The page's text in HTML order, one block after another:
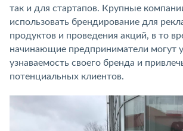
так и для стартапов. Крупные
использовать брендирование для
продуктов и проведения акций, в то
начинающие предприниматели могут
узнаваемость своего бренда и
потенциальных клиентов.